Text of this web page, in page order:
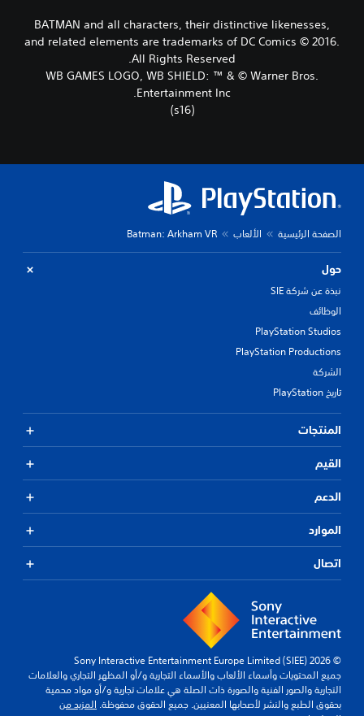
BATMAN and all characters, their distinctive likenesses,
and related elements are trademarks of DC Comics © 2016.
All Rights Reserved.
WB GAMES LOGO, WB SHIELD: ™ & © Warner Bros.
Entertainment Inc.
(s16)
الصفحة الرئيسية الألعاب Batman: Arkham VR
حول
نبذة عن شركة SIE
الوظائف
PlayStation Studios
PlayStation Productions
الشركة
تاريخ PlayStation
المنتجات
القيم
الدعم
الموارد
اتصال
© 2026 Sony Interactive Entertainment Europe Limited (SIEE)
جميع المحتويات وأسماء الألعاب والأسماء التجارية و/أو المظهر التجاري والعلامات
التجارية والصور الفنية والصورة ذات الصلة هي علامات تجارية و/أو مواد محمية
بحقوق الطبع والنشر لأصحابها المعنيين. جميع الحقوق محفوظة. المزيد من